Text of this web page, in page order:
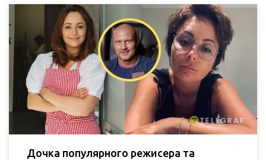
Дочка популярного режисера та